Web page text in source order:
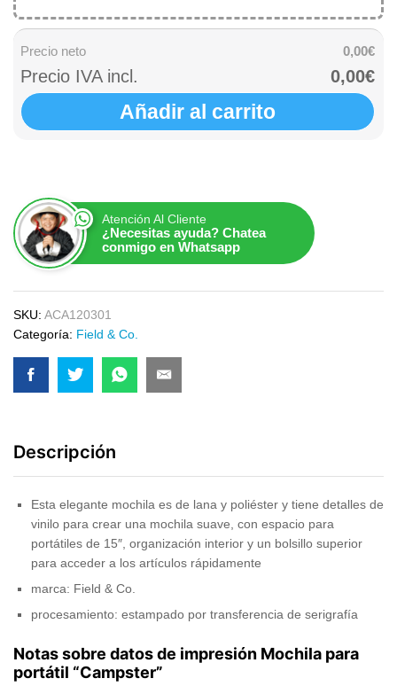
Precio neto 0,00€
Precio IVA incl. 0,00€
Añadir al carrito
Atención Al Cliente
¿Necesitas ayuda? Chatea
conmigo en Whatsapp
SKU: ACA120301
Categoría: Field & Co.
Descripción
Esta elegante mochila es de lana y poliéster y tiene detalles de
vinilo para crear una mochila suave, con espacio para
portátiles de 15″, organización interior y un bolsillo superior
para acceder a los artículos rápidamente
marca: Field & Co.
procesamiento: estampado por transferencia de serigrafía
Notas sobre datos de impresión Mochila para
portátil “Campster”